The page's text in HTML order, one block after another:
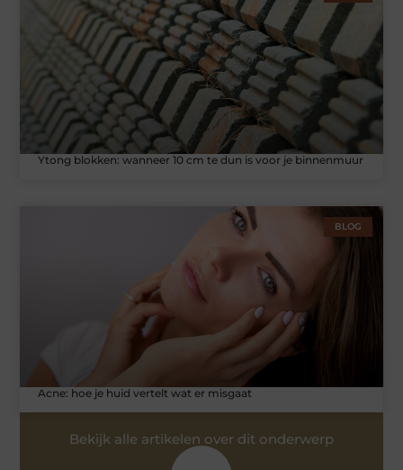
Ytong blokken: wanneer 10 cm te dun is voor je binnenmuur
BLOG
Acne: hoe je huid vertelt wat er misgaat
Bekijk alle artikelen over dit onderwerp